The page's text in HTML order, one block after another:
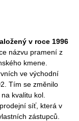
v roce 1996
názvu pramení z
kmene.
ve východní
Tím se změnilo
kvalitu kol.
síť, která v
zástupců.